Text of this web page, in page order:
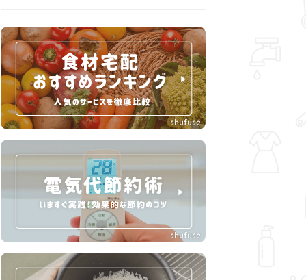
して、正しい食べ方を確認しましょ
う。大人の嗜みとして知っておきた
い新常識を解説します。